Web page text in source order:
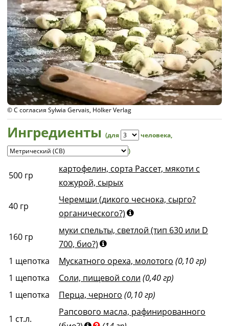
© С согласия Sylwia Gervais, Hölker Verlag
Ингредиенты (для человека,
)
500 гр
картофелин, сорта Рассет, мякоти с
кожурой, сырых
40 гр
Черемши (дикого чеснока, сырго?
органического?)
160 гр
муки спельты, светлой (тип 630 или D
700, био?)
1 щепотка Мускатного ореха, молотого (0,10 гр)
1 щепотка Соли, пищевой соли (0,40 гр)
1 щепотка Перца, черного (0,10 гр)
1 ст.л.
Рапсового масла, рафинированного